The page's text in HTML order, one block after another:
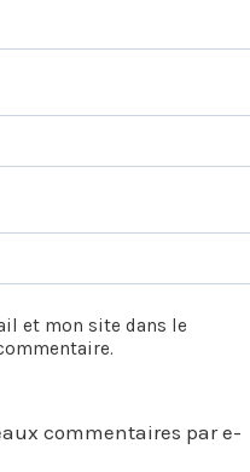
et mon site dans le
commentaires par e-